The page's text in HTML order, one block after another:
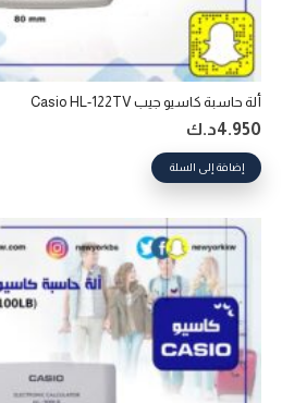
ألة حاسبة كاسيو جيب Casio HL-122TV
4.950د.ك
إضافة إلى السلة